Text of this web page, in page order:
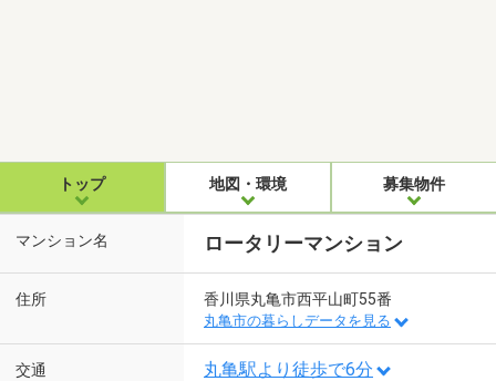
トップ 地図・環境 募集物件
マンション名 ロータリーマンション
住所 香川県丸亀市西平山町55番
丸亀市の暮らしデータを見る
交通 丸亀駅より徒歩で6分